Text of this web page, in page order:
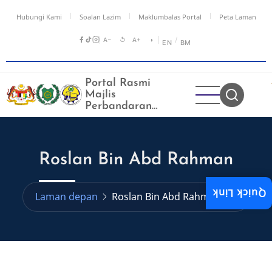
Hubungi Kami Soalan Lazim Maklumbalas Portal Peta Laman
A− ↺ A+ ◑ EN / BM
Portal Rasmi
Majlis
Perbandaran
Kangar
Roslan Bin Abd Rahman
Laman depan Roslan Bin Abd RahmanQuick Link